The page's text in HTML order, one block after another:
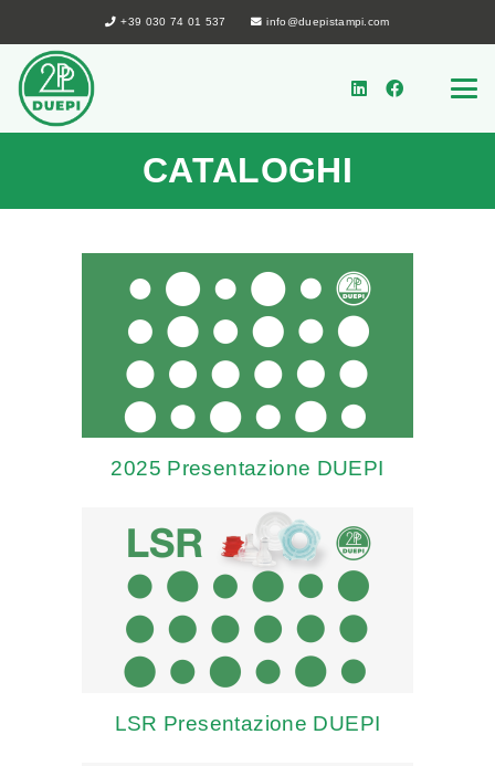
+39 030 74 01 537 info@duepistampi.com
CATALOGHI
2025 Presentazione DUEPI
LSR Presentazione DUEPI